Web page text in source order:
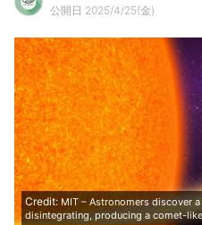
公開日 2025/4/25(金)
Credit: MIT – Astronomers discover
disintegrating, producing a comet-